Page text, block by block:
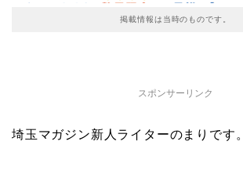
掲載情報は当時のものです。
スポンサーリンク
埼玉マガジン新人ライターのまりです。